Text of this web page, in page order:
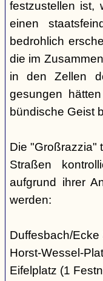
festzustellen ist,
einen
bedrohlich
die im
in den Zellen
gesungen
bündische Geist
Die "Großrazzia"
Straßen
aufgrund ihrer
werden:
Duffesbach/
Horst-Wessel-
Eifelplatz (1